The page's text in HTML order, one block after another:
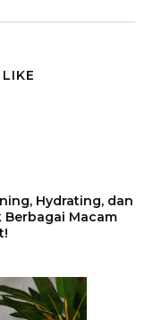
Hydrating, dan
Berbagai Macam